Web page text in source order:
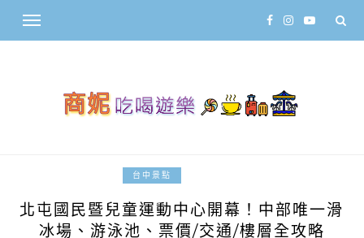
台中景點
北屯國民暨兒童運動中心開幕！中部唯一滑
冰場、游泳池、票價/交通/樓層全攻略